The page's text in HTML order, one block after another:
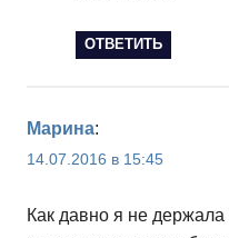
ОТВЕТИТЬ
Марина:
14.07.2016 в 15:45
Как давно я не